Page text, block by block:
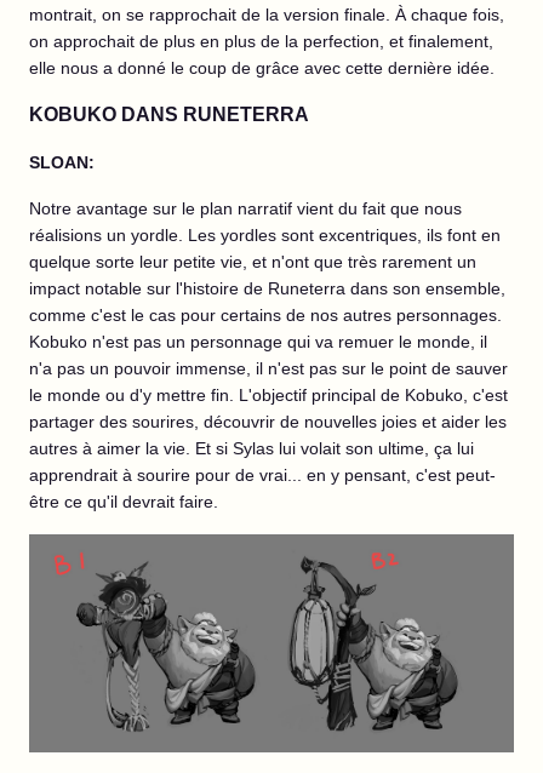
montrait, on se rapprochait de la version finale. À chaque fois,
on approchait de plus en plus de la perfection, et finalement,
elle nous a donné le coup de grâce avec cette dernière idée.
KOBUKO DANS RUNETERRA
SLOAN:
Notre avantage sur le plan narratif vient du fait que nous
réalisions un yordle. Les yordles sont excentriques, ils font en
quelque sorte leur petite vie, et n'ont que très rarement un
impact notable sur l'histoire de Runeterra dans son ensemble,
comme c'est le cas pour certains de nos autres personnages.
Kobuko n'est pas un personnage qui va remuer le monde, il
n'a pas un pouvoir immense, il n'est pas sur le point de sauver
le monde ou d'y mettre fin. L'objectif principal de Kobuko, c'est
partager des sourires, découvrir de nouvelles joies et aider les
autres à aimer la vie. Et si Sylas lui volait son ultime, ça lui
apprendrait à sourire pour de vrai... en y pensant, c'est peut-
être ce qu'il devrait faire.